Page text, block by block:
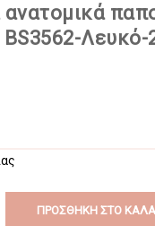
ανατομικά
Λευκό-
ΠΡΟΣΘΉΚΗ ΣΤΟ